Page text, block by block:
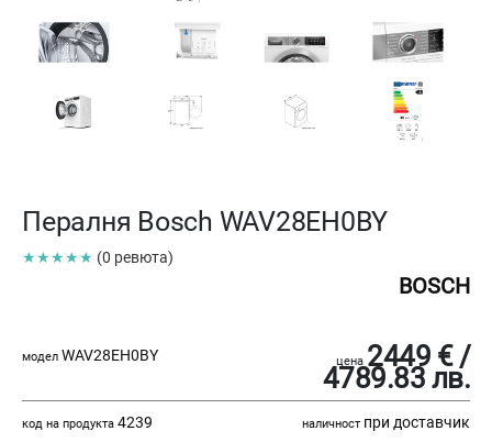
Пералня Bosch WAV28EH0BY
★★★★★ (0 ревюта)
BOSCH
модел WAV28EH0BY цена 2449 € /
4789.83 лв.
код на продукта 4239 наличност при доставчик